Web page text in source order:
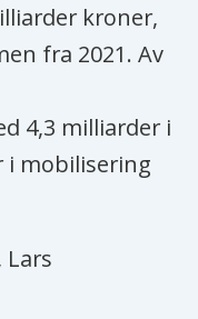
kroner,
fra 2021. Av
4,3 milliarder i
i mobilisering